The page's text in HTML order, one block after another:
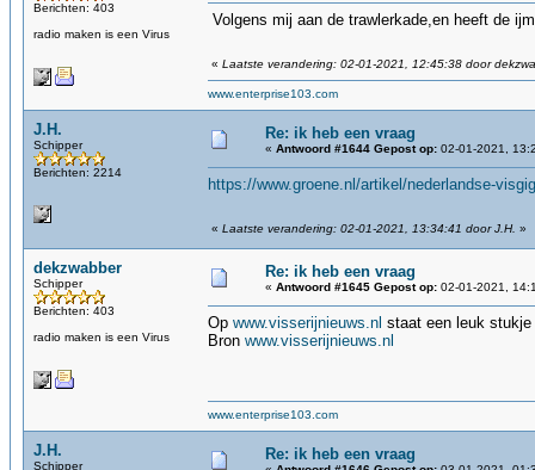
Berichten: 403
radio maken is een Virus
Volgens mij aan de trawlerkade,en heeft de
« Laatste verandering: 02-01-2021, 12:45:38 door
www.enterprise103.com
J.H.
Schipper
Berichten: 2214
Re: ik heb een vraag
« Antwoord #1644 Gepost op: 02-01-2021,
https://www.groene.nl/artikel/nederlandse-
« Laatste verandering: 02-01-2021, 13:34:41 door J.H. »
dekzwabber
Schipper
Berichten: 403
radio maken is een Virus
Re: ik heb een vraag
« Antwoord #1645 Gepost op: 02-01-2021,
Op www.visserijnieuws.nl staat een leuk
Bron www.visserijnieuws.nl
www.enterprise103.com
J.H.
Schipper
Re: ik heb een vraag